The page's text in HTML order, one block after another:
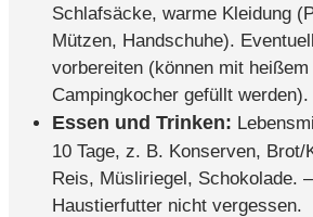
Schlafsäcke, warme Kleidung
Mützen, Handschuhe).
vorbereiten (können mit
Campingkocher gefüllt werden).
Essen und Trinken:
10 Tage, z. B. Konserven, Brot/
Reis, Müsliriegel, Schokolade.
Haustierfutter nicht vergessen.